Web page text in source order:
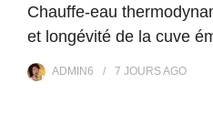
Chauffe-eau
et longévité de la cuve
ADMIN6 7 JOURSAGO